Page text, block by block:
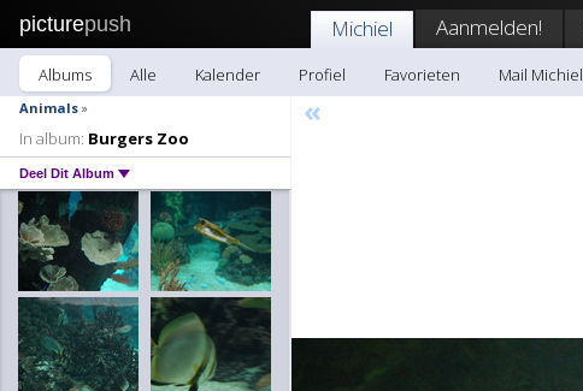
picturepush Michiel Aanmelden!
Albums Alle Kalender Profiel Favorieten Mail Michiel
Animals »
In album: Burgers Zoo
Deel Dit Album
«